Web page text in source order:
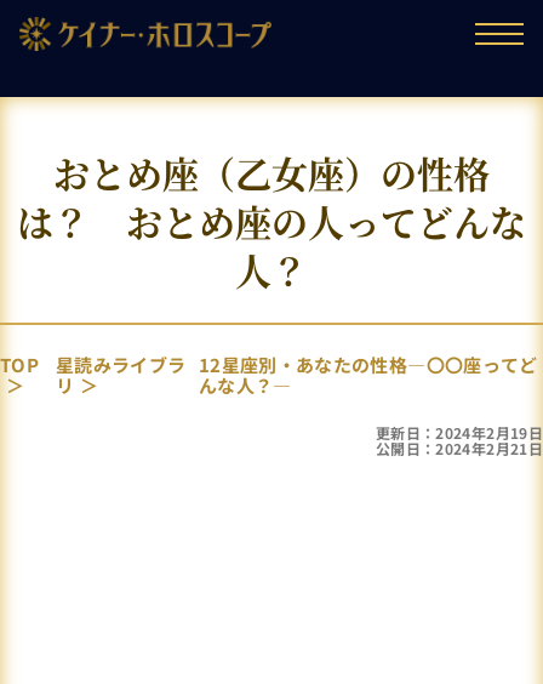
おとめ座（乙女座）の性格
は？ おとめ座の人ってどんな
人？
TOP
星読みライブラ
リ
12星座別・あなたの性格―〇〇座ってど
んな人？―
更新日：2024年2月19日
公開日：2024年2月21日